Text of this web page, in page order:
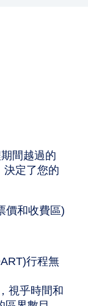
間越過的
決定了您的
價和收費區)
行程無
視乎時間和